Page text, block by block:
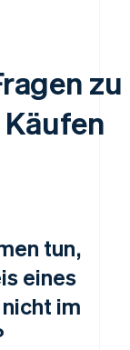
zu
tun,
eines
im